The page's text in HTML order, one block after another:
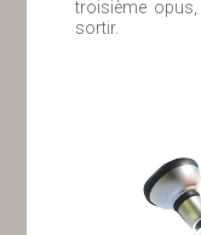
troisième
sortir.